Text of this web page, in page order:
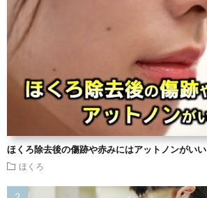
ほくろ除去後の傷跡や赤みにはアットノンがいい
ほくろ